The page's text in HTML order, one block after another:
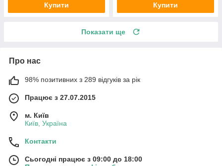
Купити Купити
Показати ще
Про нас
98% позитивних з 289 відгуків за рік
Працює з 27.07.2015
м. Київ
Київ, Україна
Контакти
Сьогодні працює з 09:00 до 18:00